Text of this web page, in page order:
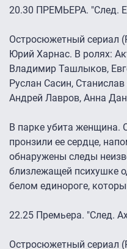
20.30 ПРЕМЬЕРА. "След.
Остросюжетный сериал
Юрий Харнас. В ролях:
Владимир Ташлыков,
Руслан Сасин,
Андрей Лавров, Анна
В парке убита женщина.
пронзили ее сердце,
обнаружены следы
близлежащей психушке
белом единороге,
22.25 Премьера. "След.
Остросюжетный сериал